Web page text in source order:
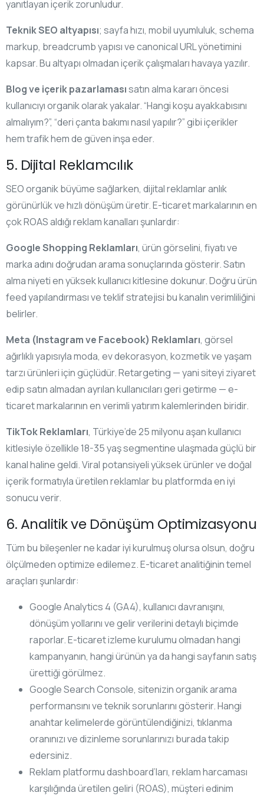
yanıtlayan içerik zorunludur.
Teknik SEO altyapısı; sayfa hızı, mobil uyumluluk, schema
markup, breadcrumb yapısı ve canonical URL yönetimini
kapsar. Bu altyapı olmadan içerik çalışmaları havaya yazılır.
Blog ve içerik pazarlamasısatın alma kararı öncesi
kullanıcıyı organik olarak yakalar. “Hangi koşu ayakkabısını
almalıyım?”, “deri çanta bakımı nasıl yapılır?” gibi içerikler
hem trafik hem de güven inşa eder.
5. Dijital Reklamcılık
SEO organik büyüme sağlarken, dijital reklamlar anlık
görünürlük ve hızlı dönüşüm üretir. E-ticaret markalarının en
çok ROAS aldığı reklam kanalları şunlardır:
Google Shopping Reklamları, ürün görselini, fiyatı ve
marka adını doğrudan arama sonuçlarında gösterir. Satın
alma niyeti en yüksek kullanıcı kitlesine dokunur. Doğru ürün
feed yapılandırması ve teklif stratejisi bu kanalın verimliliğini
belirler.
Meta (Instagram ve Facebook) Reklamları, görsel
ağırlıklı yapısıyla moda, ev dekorasyon, kozmetik ve yaşam
tarzı ürünleri için güçlüdür. Retargeting — yani siteyi ziyaret
edip satın almadan ayrılan kullanıcıları geri getirme — e-
ticaret markalarının en verimli yatırım kalemlerinden biridir.
TikTok Reklamları, Türkiye’de 25 milyonu aşan kullanıcı
kitlesiyle özellikle 18-35 yaş segmentine ulaşmada güçlü bir
kanal haline geldi. Viral potansiyeli yüksek ürünler ve doğal
içerik formatıyla üretilen reklamlar bu platformda en iyi
sonucu verir.
6. Analitik ve Dönüşüm Optimizasyonu
Tüm bu bileşenler ne kadar iyi kurulmuş olursa olsun, doğru
ölçülmeden optimize edilemez. E-ticaret analitiğinin temel
araçları şunlardır:
Google Analytics 4 (GA4), kullanıcı davranışını,
dönüşüm yollarını ve gelir verilerini detaylı biçimde
raporlar. E-ticaret izleme kurulumu olmadan hangi
kampanyanın, hangi ürünün ya da hangi sayfanın satış
ürettiği görülmez.
Google Search Console, sitenizin organik arama
performansını ve teknik sorunlarını gösterir. Hangi
anahtar kelimelerde görüntülendiğinizi, tıklanma
oranınızı ve dizinleme sorunlarınızı burada takip
edersiniz.
Reklam platformu dashboard’ları, reklam harcaması
karşılığında üretilen geliri (ROAS), müşteri edinim